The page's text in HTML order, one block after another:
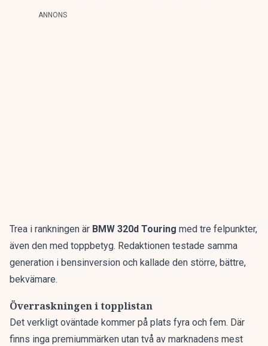
ANNONS
Trea i rankningen är BMW 320d Touring med tre felpunkter,
även den med toppbetyg. Redaktionen testade samma
generation i bensinversion och kallade den större, bättre,
bekvämare.
Överraskningen i topplistan
Det verkligt oväntade kommer på plats fyra och fem. Där
finns inga premiummärken utan två av marknadens mest